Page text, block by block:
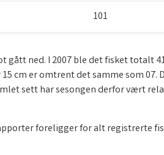
101
ned. I 2007 ble det fisket totalt
cm er omtrent det samme som 07.
sett har sesongen derfor vært
foreligger for alt registrerte